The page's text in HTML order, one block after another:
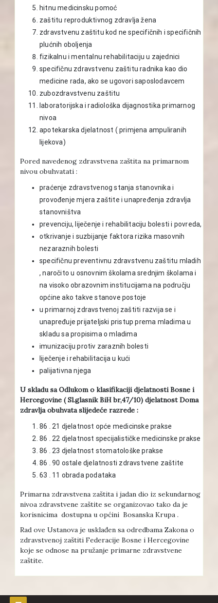
hitnu medicinsku pomoć
zaštitu reproduktivnog zdravlja žena
zdravstvenu zaštitu kod ne specifičnih i specifičnih
plućnih oboljenja
fizikalnu i mentalnu rehabilitaciju u zajednici
specifičnu zdravstvenu zaštitu radnika kao dio
medicine rada, ako se ugovori saposlodavcem
zubozdravstvenu zaštitu
laboratorijska i radiološka dijagnostika primarnog
nivoa
apotekarska djelatnost ( primjena ampuliranih
lijekova)
Pored navedenog zdravstvena zaštita na primarnom
nivou obuhvatati :
praćenje zdravstvenog stanja stanovnika i
provođenje mjera zaštite i unapređenja zdravlja
stanovništva
prevenciju, liječenje i rehabilitaciju bolesti i povreda,
otkrivanje i suzbijanje faktora rizika masovnih
nezaraznih bolesti
specifičnu preventivnu zdravstvenu zaštitu mladih
, naročito u osnovnim školama srednjim školama i
na visoko obrazovnim institucijama na području
općine ako takve stanove postoje
u primarnoj zdravstvenoj zaštiti razvija se i
unapređuje prijateljski pristup prema mladima u
skladu sa propisima o mladima
imunizaciju protiv zaraznih bolesti
liječenje i rehabilitacija u kući
palijativna njega
U skladu sa Odlukom o klasifikaciji djelatnosti Bosne i
Hercegovine ( Sl.glasnik BiH br,47/10) djelatnost Doma
zdravlja obuhvata slijedeće razrede :
86 . 21 djelatnost opće medicinske prakse
86 . 22 djelatnost specijalističke medicinske prakse
86 . 23 djelatnost stomatološke prakse
86 . 90 ostale djelatnosti zdravstvene zaštite
63 . 11 obrada podataka
Primarna zdravstvena zaštita i jadan dio iz sekundarnog
nivoa zdravstvene zaštite se organizovao tako da je
korisnicima dostupna u općini Bosanska Krupa .
Rad ove Ustanova je usklađen sa odredbama Zakona o
zdravstvenoj zaštiti Federacije Bosne i Hercegovine
koje se odnose na pružanje primarne zdravstvene
zaštite.